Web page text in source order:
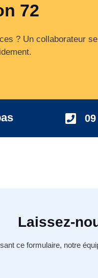
72
? Un collaborateur
Laissez-
ce formulaire, notre